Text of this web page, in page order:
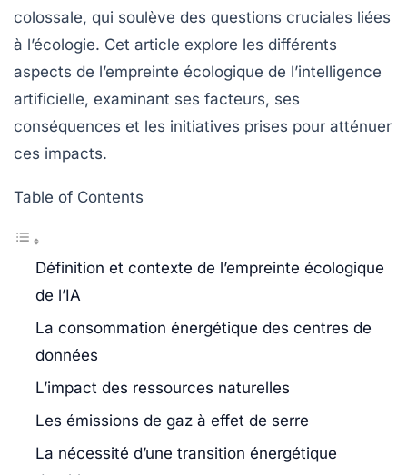
colossale, qui soulève des questions cruciales liées
à l’écologie. Cet article explore les différents
aspects de l’empreinte écologique de l’intelligence
artificielle, examinant ses facteurs, ses
conséquences et les initiatives prises pour atténuer
ces impacts.
Table of Contents
Définition et contexte de l’empreinte écologique
de l’IA
La consommation énergétique des centres de
données
L’impact des ressources naturelles
Les émissions de gaz à effet de serre
La nécessité d’une transition énergétique